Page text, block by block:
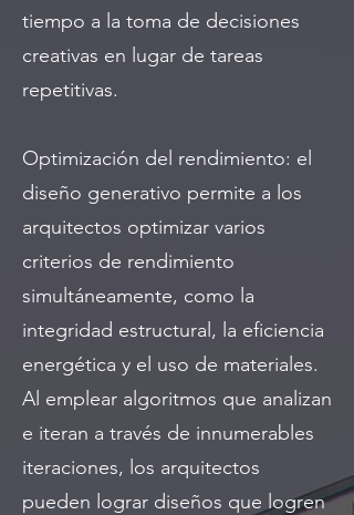
tiempo a la toma de decisiones
creativas en lugar de tareas
repetitivas.
Optimización del rendimiento: el
diseño generativo permite a los
arquitectos optimizar varios
criterios de rendimiento
simultáneamente, como la
integridad estructural, la eficiencia
energética y el uso de materiales.
Al emplear algoritmos que analizan
e iteran a través de innumerables
iteraciones, los arquitectos
pueden lograr diseños que logren